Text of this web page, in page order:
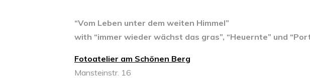
“Vom Leben unter dem weiten Himmel”
with “immer wieder wächst das gras”, “Heuernte” und
Fotoatelier am Schönen Berg
Mansteinstr. 16